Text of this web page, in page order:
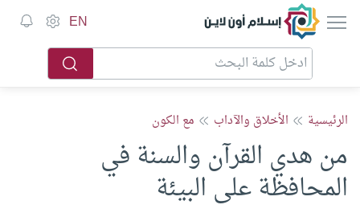
إسلام أون لاين EN
الرئيسية الأخلاق والآداب مع الكون
من هدي القرآن والسنة في
المحافظة على البيئة